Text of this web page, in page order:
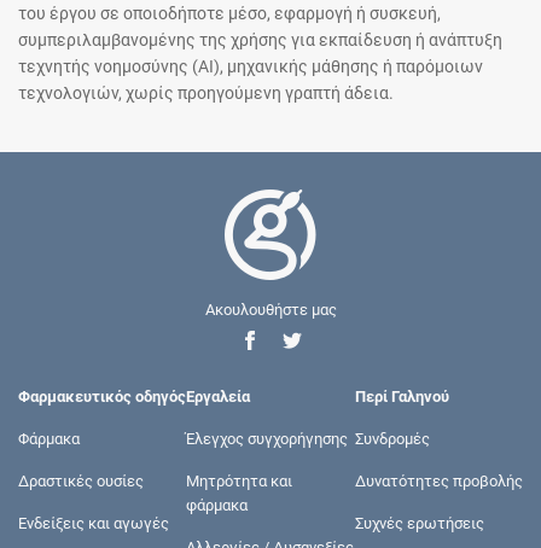
του έργου σε οποιοδήποτε μέσο, εφαρμογή ή συσκευή,
συμπεριλαμβανομένης της χρήσης για εκπαίδευση ή ανάπτυξη
τεχνητής νοημοσύνης (AI), μηχανικής μάθησης ή παρόμοιων
τεχνολογιών, χωρίς προηγούμενη γραπτή άδεια.
Ακουλουθήστε μας
Φαρμακευτικός οδηγός
Φάρμακα
Δραστικές ουσίες
Ενδείξεις και αγωγές
Εργαλεία
Έλεγχος συγχορήγησης
Μητρότητα και
φάρμακα
Περί Γαληνού
Συνδρομές
Δυνατότητες προβολής
Συχνές ερωτήσεις